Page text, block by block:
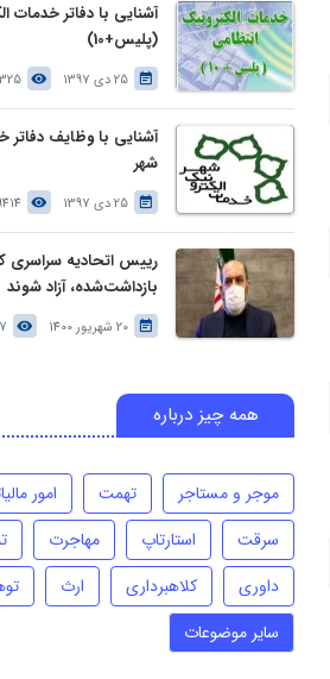
آشنایی با دفاتر خدمات
(پلیس+10)
25 دی 1397 75325
آشنایی با وظایف دفاتر
شهر
25 دی 1397 49414
رییس اتحادیه سراسری
بازداشت‌شده، آزاد شوند
20 شهریور 1400
همه چیز درباره
موجر و مستاجر تهمت
امور
سرقت
استارتاپ مهاجرت
داوری
کلاهبرداری ارث
سایر موضوعات